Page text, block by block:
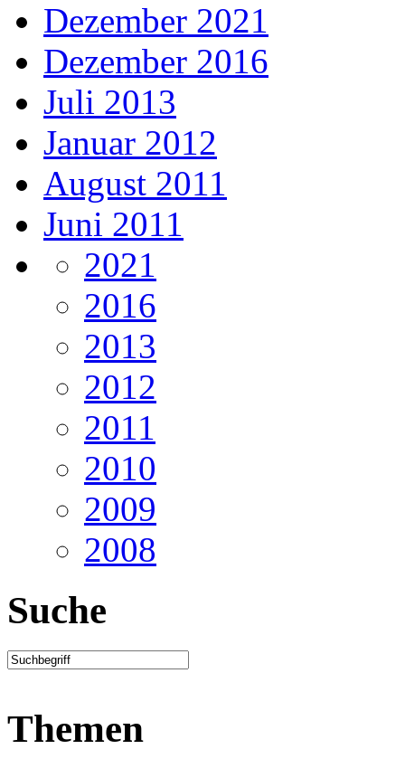
Dezember 2021
Dezember 2016
Juli 2013
Januar 2012
August 2011
Juni 2011
2021
2016
2013
2012
2011
2010
2009
2008
Suche
Themen